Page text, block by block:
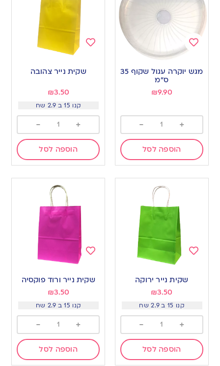
to
wishlist
מגש יוקרה עגול שקוף 35
ס”מ
₪9.90
+
-
הוספה לסל
wishlist
שקית נייר צהובה
₪3.50
קנו 15 ב 2.9 שח
+
-
הוספה לסל
wishlist
שקית נייר ירוקה
₪3.50
קנו 15 ב 2.9 שח
+
-
הוספה לסל
to
wishlist
שקית נייר ורוד פוקסיה
₪3.50
קנו 15 ב 2.9 שח
+
-
הוספה לסל